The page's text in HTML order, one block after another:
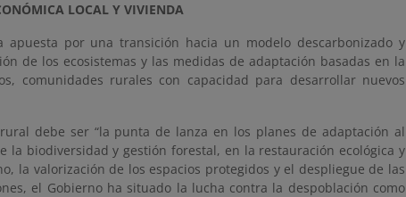
LOCAL Y VIVIENDA
apuesta por una transición hacia un modelo descarbonizado y
de los ecosistemas y las medidas de adaptación basadas en la
comunidades rurales con capacidad para desarrollar nuevos
debe ser “la punta de lanza en los planes de adaptación al
la biodiversidad y gestión forestal, en la restauración ecológica y
la valorización de los espacios protegidos y el despliegue de las
el Gobierno ha situado la lucha contra la despoblación como